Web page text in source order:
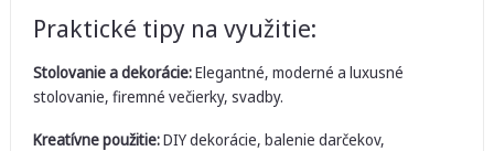
Praktické tipy na využitie:
Stolovanie a dekorácie:Elegantné, moderné a luxusné
stolovanie, firemné večierky, svadby.
Kreatívne použitie:DIY dekorácie, balenie darčekov,